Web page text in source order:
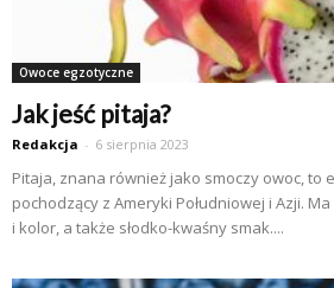
Owoce egzotyczne
Jak jeść pitaja?
Redakcja - 6 sierpnia 2023
Pitaja, znana również jako smoczy owoc, to
pochodzący z Ameryki Południowej i Azji.
i kolor, a także słodko-kwaśny smak....